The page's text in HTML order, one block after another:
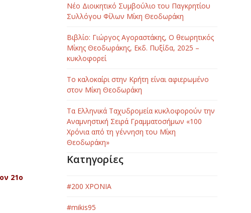
21ο
Νέο Διοικητικό Συμβούλιο του Παγκρητίου
Συλλόγου Φίλων Μίκη Θεοδωράκη
Βιβλίο: Γιώργος Αγοραστάκης, Ο θεωρητικός
Μίκης Θεοδωράκης, Εκδ. Πυξίδα, 2025 –
κυκλοφορεί
Το καλοκαίρι στην Κρήτη είναι αφιερωμένο
στον Μίκη Θεοδωράκη
Τα Ελληνικά Ταχυδρομεία κυκλοφορούν την
Αναμνηστική Σειρά Γραμματοσήμων «100
Χρόνια από τη γέννηση του Μίκη
Θεοδωράκη»
Κατηγορίες
#200 ΧΡΟΝΙΑ
#mikis95